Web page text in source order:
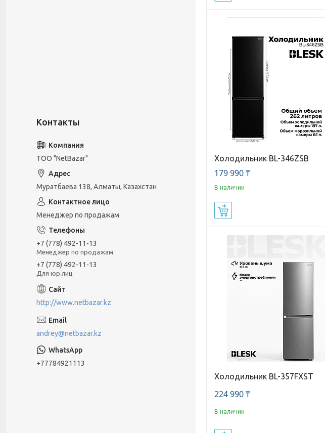
Холодильник BL-346ZSB
179 990 ₸
В наличии
Холодильник BL-357FXST
224 990 ₸
В наличии
ТОО "NetBazar"
Муратбаева 138, Алматы, Казахстан
Менеджер по продажам
+7 (778) 492-11-13
Менеджер по продажам
+7 (778) 492-11-13
Для юр.лиц
http://www.netbazar.kz
andrey@netbazar.kz
+77784921113